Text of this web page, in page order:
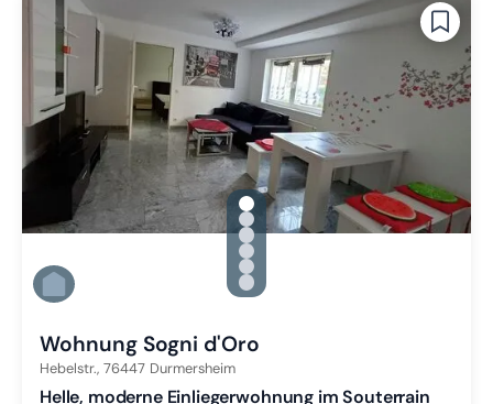
gallery.slide_selector
Zu Slide 1 wechseln
Zu Slide 2 wechseln
Zu Slide 3 wechseln
Zu Slide 4 wechseln
Zu Slide 5 wechseln
Zu Slide 6 wechseln
Wohnung Sogni d'Oro
Hebelstr., 76447 Durmersheim
Helle, moderne Einliegerwohnung im Souterrain